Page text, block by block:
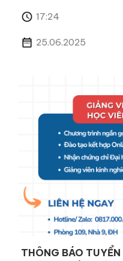
17:24
25.06.2025
THÔNG BÁO TUYỂN